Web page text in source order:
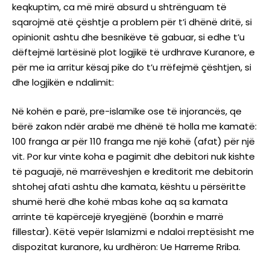
keqkuptim, ca më mirë absurd u shtrënguam të
sqarojmë atë çështje a problem për t’i dhënë dritë, si
opinionit ashtu dhe besnikëve të gabuar, si edhe t’u
dëftejmë lartësinë plot logjikë të urdhrave Kuranore, e
për me ia arritur kësaj pike do t’u rrëfejmë çështjen, si
dhe logjikën e ndalimit:
Në kohën e parë, pre-islamike ose të injorancës, qe
bërë zakon ndër arabë me dhënë të holla me kamatë:
100 franga ar për 110 franga me një kohë (afat) për një
vit. Por kur vinte koha e pagimit dhe debitori nuk kishte
të paguajë, në marrëveshjen e kreditorit me debitorin
shtohej afati ashtu dhe kamata, kështu u përsëritte
shumë herë dhe kohë mbas kohe aq sa kamata
arrinte të kapërcejë kryegjënë (borxhin e marrë
fillestar). Këtë vepër Islamizmi e ndaloi rreptësisht me
dispozitat kuranore, ku urdhëron: Ue Harreme Rriba.